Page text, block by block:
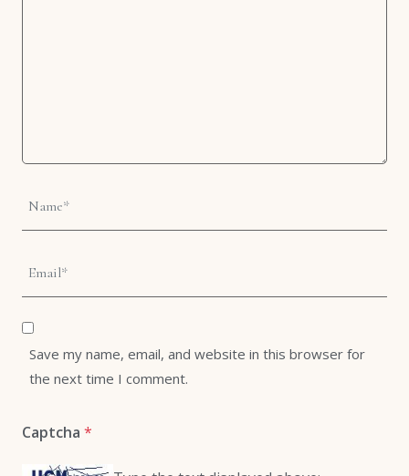
Save my name, email, and website in this browser for
the next time I comment.
Captcha *